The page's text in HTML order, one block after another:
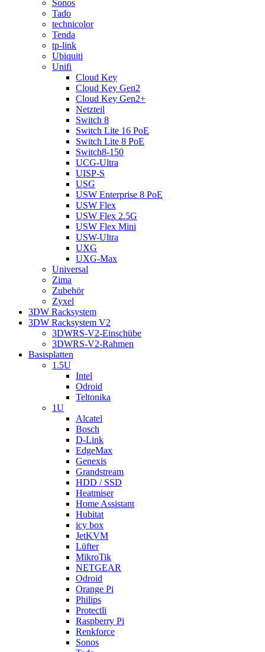
Sonos
Tado
technicolor
Tenda
tp-link
Ubiquiti
Unifi
Cloud Key
Cloud Key Gen2
Cloud Key Gen2+
Netzteil
Switch 8
Switch Lite 16 PoE
Switch Lite 8 PoE
Switch8-150
UCG-Ultra
UISP-S
USG
USW Enterprise 8 PoE
USW Flex
USW Flex 2.5G
USW Flex Mini
USW-Ultra
UXG
UXG-Max
Universal
Zima
Zubehör
Zyxel
3DW Racksystem
3DW Racksystem V2
3DWRS-V2-Einschübe
3DWRS-V2-Rahmen
Basisplatten
1.5U
Intel
Odroid
Teltonika
1U
Alcatel
Bosch
D-Link
EdgeMax
Genexis
Grandstream
HDD / SSD
Heatmiser
Home Assistant
Hubitat
icy box
JetKVM
Lüfter
MikroTik
NETGEAR
Odroid
Orange Pi
Philips
Protectli
Raspberry Pi
Renkforce
Sonos